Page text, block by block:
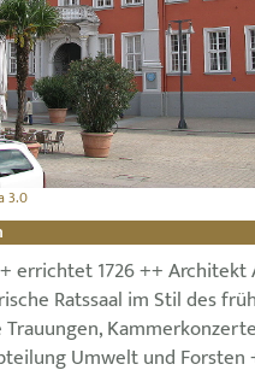
3.0
errichtet 1726 ++ Architekt
Ratssaal im Stil des
Umwelt und Forsten